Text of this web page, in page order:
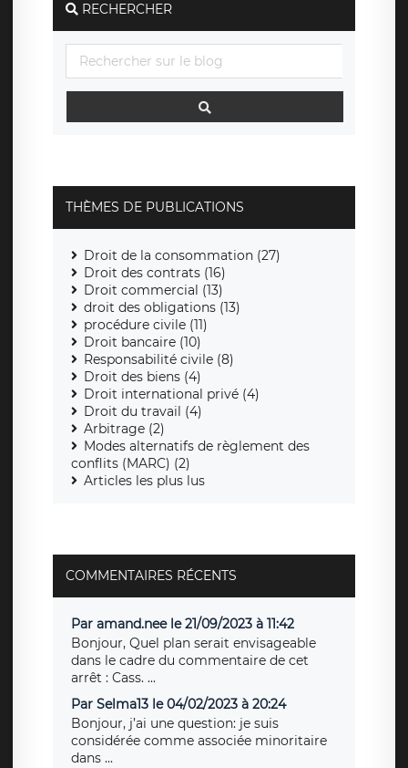
RECHERCHER
THÈMES DE PUBLICATIONS
Droit de la consommation (27)
Droit des contrats (16)
Droit commercial (13)
droit des obligations (13)
procédure civile (11)
Droit bancaire (10)
Responsabilité civile (8)
Droit des biens (4)
Droit international privé (4)
Droit du travail (4)
Arbitrage (2)
Modes alternatifs de règlement des
conflits (MARC) (2)
Articles les plus lus
COMMENTAIRES RÉCENTS
Par amand.nee le 21/09/2023 à 11:42
Bonjour, Quel plan serait envisageable
dans le cadre du commentaire de cet
arrêt : Cass. ...
Par Selma13 le 04/02/2023 à 20:24
Bonjour, j’ai une question: je suis
considérée comme associée minoritaire
dans ...